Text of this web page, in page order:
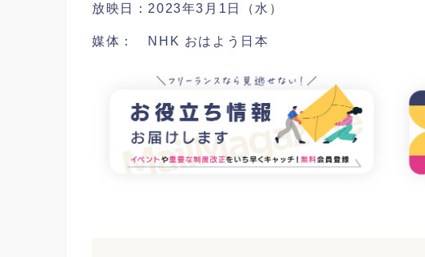
放映日：2023年3月1日（水）
媒体： NHK おはよう日本